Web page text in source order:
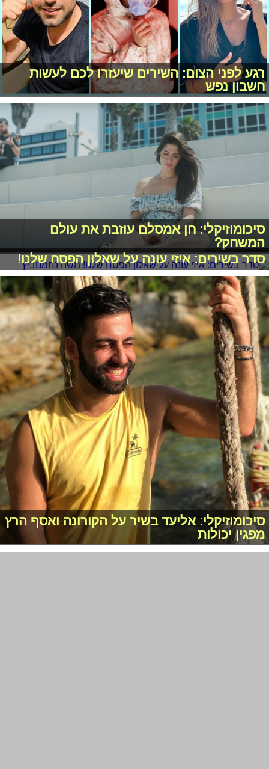
רגע לפני הצום: השירים שיעזרו לכם לעשות
חשבון נפש
סיכומוזיקלי: חן אמסלם עוזבת את עולם
המשחק?
סדר בשירים: איזי עונה על שאלון הפסח שלנו!
סיכומוזיקלי: אליעד בשיר על הקורונה ואסף הרץ
מפגין יכולות